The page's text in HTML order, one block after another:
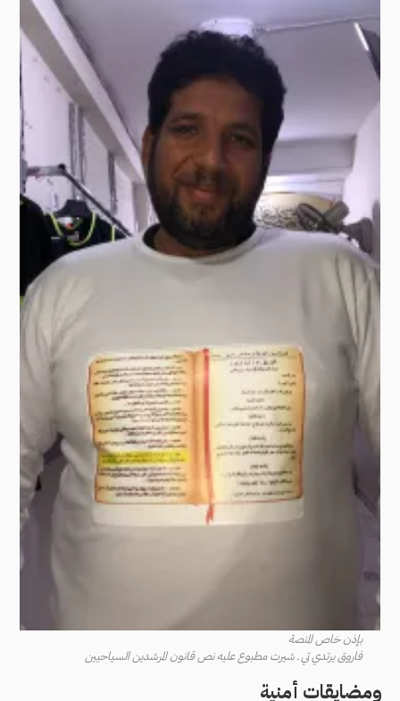
بإذن خاص المنصة
فاروق يرتدي تي ـ شيرت مطبوع عليه نص قانون المرشدين السياحيين
ومضايقات أمنية